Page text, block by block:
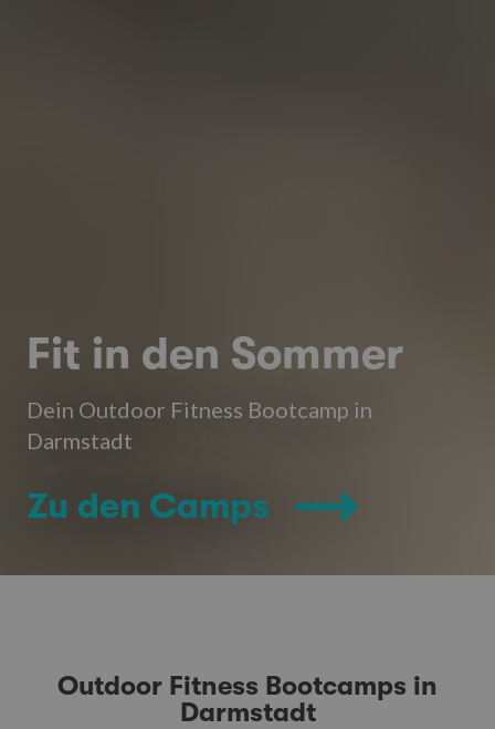
Fit in den Sommer
Dein Outdoor Fitness Bootcamp in
Darmstadt
Zu den Camps
Outdoor Fitness Bootcamps in
Darmstadt